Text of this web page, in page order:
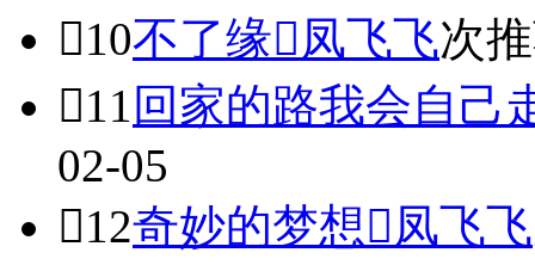
10不了缘凤飞飞次
11 回家的路我会自己
02-05
12奇妙的梦想凤飞飞